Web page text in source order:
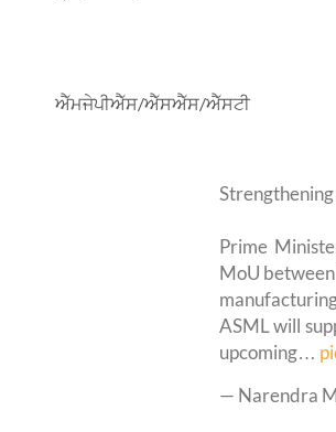
ਐੱਮਜੇਪੀਐੱਸ/ਐੱਸਐੱਸ/ਐੱਸਟੀ
Prime
MoU
ASML will
upcoming…
— Narendra